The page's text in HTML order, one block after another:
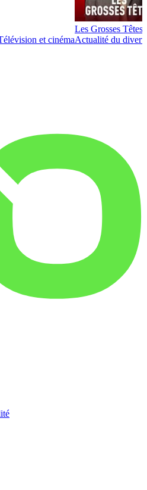
et cinéma
Les Grosses Têtes
Actualité du